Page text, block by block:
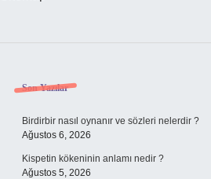
Sidebar
Son Yazılar
Birdirbir nasıl oynanır ve sözleri nelerdir ?
Ağustos 6, 2026
Kispetin kökeninin anlamı nedir ?
Ağustos 5, 2026